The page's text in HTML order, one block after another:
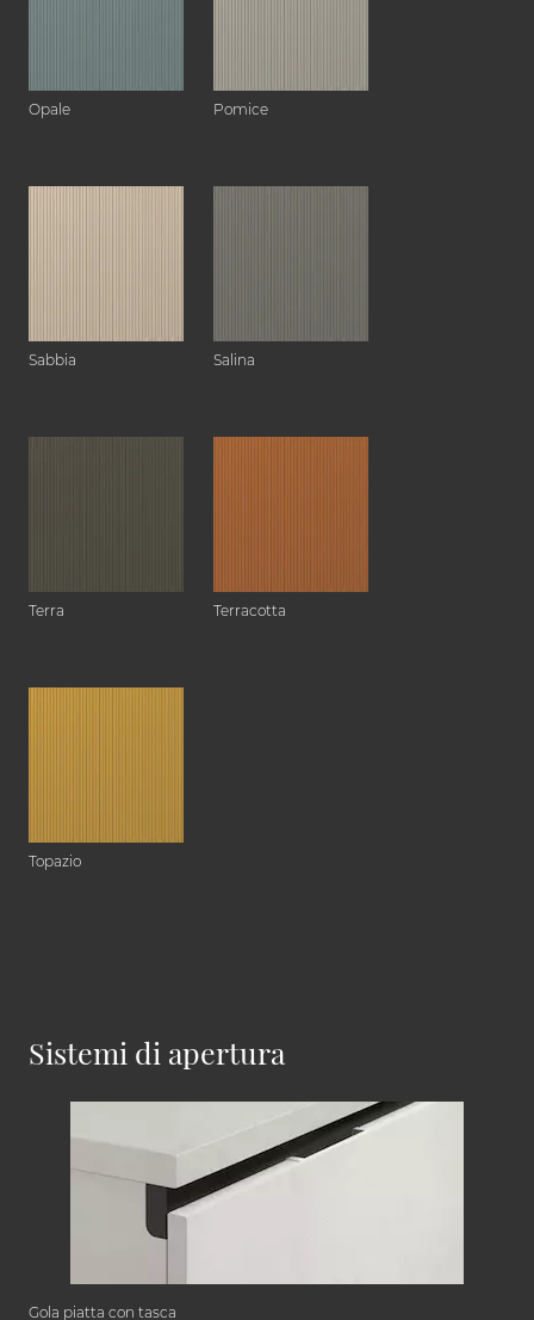
Opale Pomice
Sabbia Salina
Terra Terracotta
Topazio
Sistemi di apertura
Gola piatta con tasca